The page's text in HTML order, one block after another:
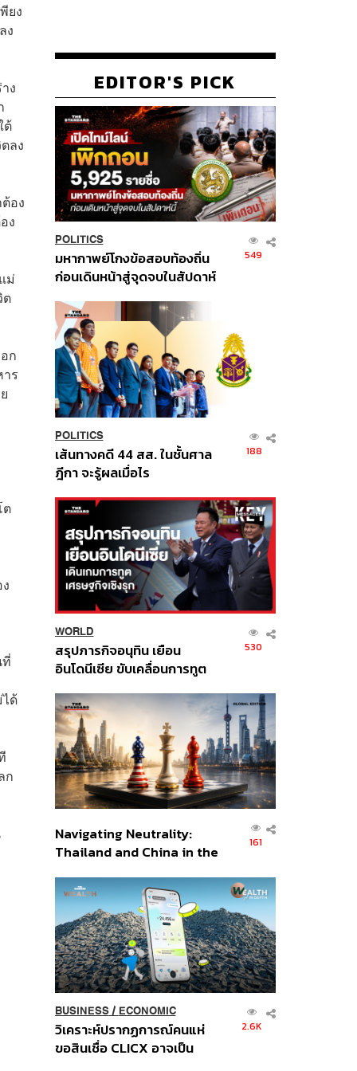
ยง
ง
ง
ต้
ลง
อง
ง
ม่
ต
ก
ร
ต
ที่
ด้
ก
EDITOR'S PICK
POLITICS
มหากาพย์โกงข้อสอบท้องถิ่น
ก่อนเดินหน้าสู่จุดจบในสัปดาห์
549
POLITICS
เส้นทางคดี 44 สส. ในชั้นศาล
ฎีกา จะรู้ผลเมื่อไร
188
WORLD
สรุปภารกิจอนุทิน เยือน
อินโดนีเซีย ขับเคลื่อนการทูต
ส่วนยุทธศาสตร์ไทย –
อินโดนีเซีย
530
Navigating Neutrality:
Thailand and China in the
Order
161
BUSINESS/ ECONOMIC
วิเคราะห์ปรากฏการณ์คนแห่
ขอสินเชื่อ CLICX อาจเป็น
2.6K